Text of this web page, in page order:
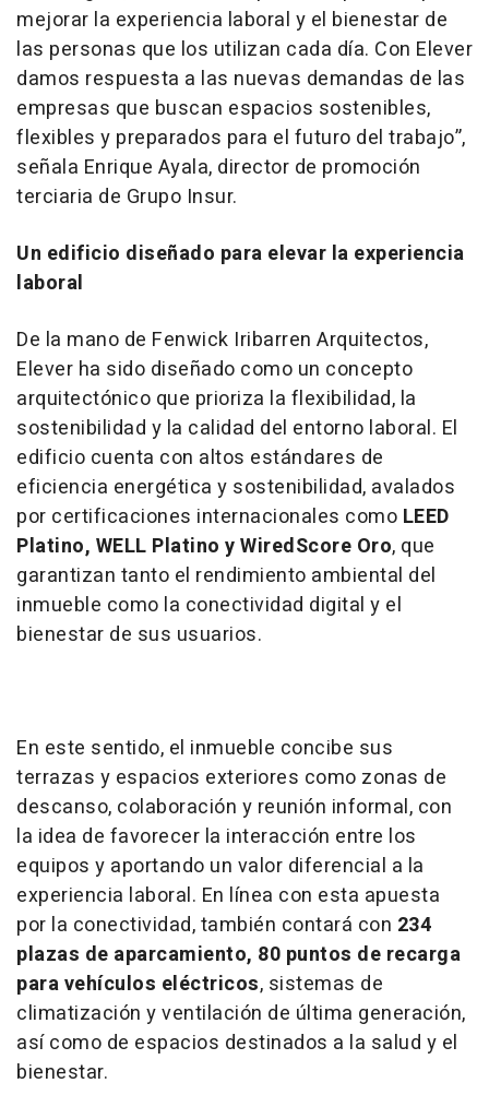
mejorar la experiencia laboral y el bienestar de
las personas que los utilizan cada día. Con Elever
damos respuesta a las nuevas demandas de las
empresas que buscan espacios sostenibles,
flexibles y preparados para el futuro del trabajo”,
señala Enrique Ayala, director de promoción
terciaria de Grupo Insur.
Un edificio diseñado para elevar la experiencia
laboral
De la mano de Fenwick Iribarren Arquitectos,
Elever ha sido diseñado como un concepto
arquitectónico que prioriza la flexibilidad, la
sostenibilidad y la calidad del entorno laboral. El
edificio cuenta con altos estándares de
eficiencia energética y sostenibilidad, avalados
por certificaciones internacionales como LEED
Platino, WELL Platino y WiredScore Oro, que
garantizan tanto el rendimiento ambiental del
inmueble como la conectividad digital y el
bienestar de sus usuarios.
En este sentido, el inmueble concibe sus
terrazas y espacios exteriores como zonas de
descanso, colaboración y reunión informal, con
la idea de favorecer la interacción entre los
equipos y aportando un valor diferencial a la
experiencia laboral. En línea con esta apuesta
por la conectividad, también contará con 234
plazas de aparcamiento, 80 puntos de recarga
para vehículos eléctricos, sistemas de
climatización y ventilación de última generación,
así como de espacios destinados a la salud y el
bienestar.